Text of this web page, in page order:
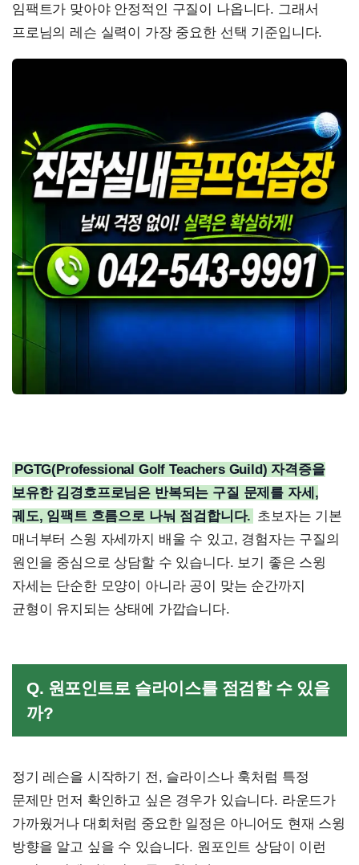
임팩트가 맞아야 안정적인 구질이 나옵니다. 그래서
프로님의 레슨 실력이 가장 중요한 선택 기준입니다.
PGTG(Professional Golf Teachers Guild) 자격증을
보유한 김경호프로님은 반복되는 구질 문제를 자세,
궤도, 임팩트 흐름으로 나눠 점검합니다. 초보자는 기본
매너부터 스윙 자세까지 배울 수 있고, 경험자는 구질의
원인을 중심으로 상담할 수 있습니다. 보기 좋은 스윙
자세는 단순한 모양이 아니라 공이 맞는 순간까지
균형이 유지되는 상태에 가깝습니다.
Q. 원포인트로 슬라이스를 점검할 수 있을
까?
정기 레슨을 시작하기 전, 슬라이스나 훅처럼 특정
문제만 먼저 확인하고 싶은 경우가 있습니다. 라운드가
가까웠거나 대회처럼 중요한 일정은 아니어도 현재 스윙
방향을 알고 싶을 수 있습니다. 원포인트 상담이 이런